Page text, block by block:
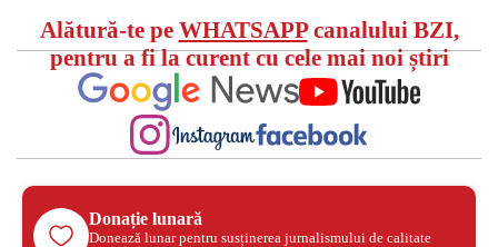
Alătură-te pe WHATSAPPcanalului BZI,
pentru a fi la curent cu cele mai noi știri
Donație lunară
Donează lunar pentru susținerea jurnalismului de calitate